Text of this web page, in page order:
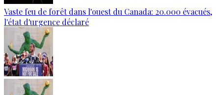
Vaste feu de forêt dans l'ouest du Canada: 20.000 évacués,
l'état d'urgence déclaré